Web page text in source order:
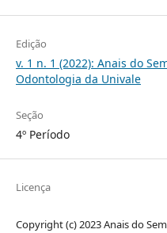
Edição
v. 1 n. 1 (2022): Anais do
Odontologia da Univale
Seção
4º Período
Licença
Copyright (c) 2023 Anais do